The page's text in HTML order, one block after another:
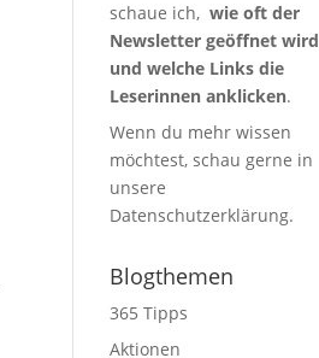
schaue ich,wie oft der
Newsletter geöffnet wird
und welche Links die
Leserinnen anklicken.
Wenn du mehr wissen
möchtest, schau gerne in
unsere
Datenschutzerklärung.
Blogthemen
365 Tipps
Aktionen